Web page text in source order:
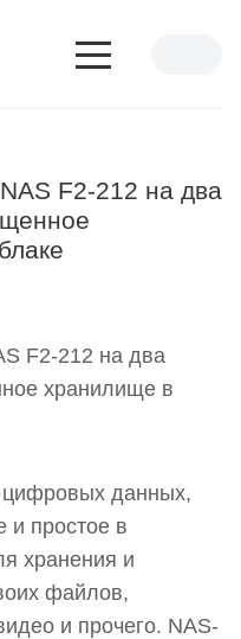
F2-212 на два
цифровых данных,
и простое в
хранения и
файлов,
и прочего. NAS-